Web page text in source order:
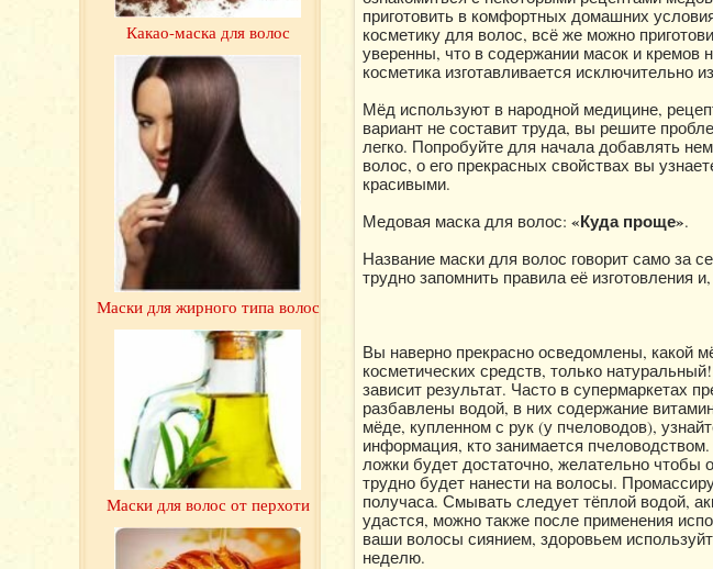
приготовить в комфортных домашних
косметику для волос, всё же можно
уверенны, что в содержании масок и кремов
косметика изготавливается исключительно
Мёд используют в народной медицине,
вариант не составит труда, вы решите
легко. Попробуйте для начала добавлять
волос, о его прекрасных свойствах вы
красивыми.
Медовая маска для волос: «Куда проще».
Название маски для волос говорит само за
трудно запомнить правила её изготовления
Вы наверно прекрасно осведомлены, какой
косметических средств, только
зависит результат. Часто в супермаркетах
разбавлены водой, в них содержание
мёде, купленном с рук (у пчеловодов),
информация, кто занимается
ложки будет достаточно, желательно чтобы
трудно будет нанести на волосы.
получаса. Смывать следует тёплой водой,
удастся, можно также после применения
ваши волосы сиянием, здоровьем
неделю.
Какао-маска для волос
Маски для жирного типа волос
Маски для волос от перхоти